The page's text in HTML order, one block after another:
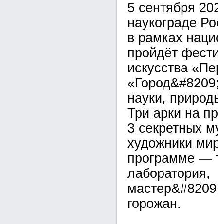
5 сентября
наукограде
в рамках
пройдёт
искусства
науки,
Три арки на
3 секретных
художники
программе —
лаборатория,
горожан.